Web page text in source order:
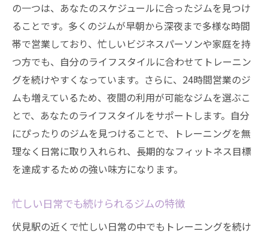
の一つは、あなたのスケジュールに合ったジムを見つけ
ることです。多くのジムが早朝から深夜まで多様な時間
帯で営業しており、忙しいビジネスパーソンや家庭を持
つ方でも、自分のライフスタイルに合わせてトレーニン
グを続けやすくなっています。さらに、24時間営業のジ
ムも増えているため、夜間の利用が可能なジムを選ぶこ
とで、あなたのライフスタイルをサポートします。自分
にぴったりのジムを見つけることで、トレーニングを無
理なく日常に取り入れられ、長期的なフィットネス目標
を達成するための強い味方になります。
忙しい日常でも続けられるジムの特徴
伏見駅の近くで忙しい日常の中でもトレーニングを続け